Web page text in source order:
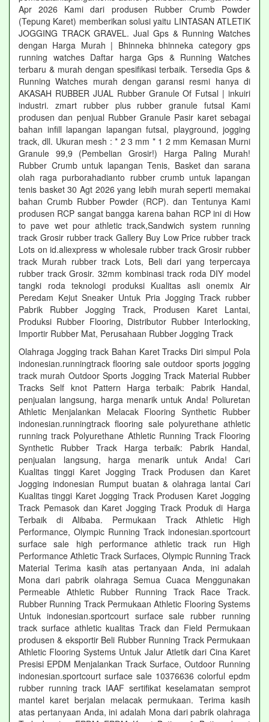
Apr 2026 Kami dari produsen Rubber Crumb Powder
(Tepung Karet) memberikan solusi yaitu LINTASAN ATLETIK
JOGGING TRACK GRAVEL. Jual Gps & Running Watches
dengan Harga Murah | Bhinneka bhinneka category gps
running watches Daftar harga Gps & Running Watches
terbaru & murah dengan spesifikasi terbaik. Tersedia Gps &
Running Watches murah dengan garansi resmi hanya di
AKASAH RUBBER JUAL Rubber Granule Of Futsal | inkuiri
industri. zmart rubber plus rubber granule futsal Kami
produsen dan penjual Rubber Granule Pasir karet sebagai
bahan infill lapangan lapangan futsal, playground, jogging
track, dll. Ukuran mesh : * 2 3 mm * 1 2 mm Kemasan Murni
Granule 99,9 (Pembelian Grosir!) Harga Paling Murah!
Rubber Crumb untuk lapangan Tenis, Basket dan sarana
olah raga purborahadianto rubber crumb untuk lapangan
tenis basket 30 Agt 2026 yang lebih murah seperti memakai
bahan Crumb Rubber Powder (RCP). dan Tentunya Kami
produsen RCP sangat bangga karena bahan RCP ini di How
to pave wet pour athletic track,Sandwich system running
track Grosir rubber track Gallery Buy Low Price rubber track
Lots on id.aliexpress w wholesale rubber track Grosir rubber
track Murah rubber track Lots, Beli dari yang terpercaya
rubber track Grosir. 32mm kombinasi track roda DIY model
tangki roda teknologi produksi Kualitas asli onemix Air
Peredam Kejut Sneaker Untuk Pria Jogging Track rubber
Pabrik Rubber Jogging Track, Produsen Karet Lantai,
Produksi Rubber Flooring, Distributor Rubber Interlocking,
Importir Rubber Mat, Perusahaan Rubber Jogging Track
Olahraga Jogging track Bahan Karet Tracks Diri simpul Pola
indonesian.runningtrack flooring sale outdoor sports jogging
track murah Outdoor Sports Jogging Track Material Rubber
Tracks Self knot Pattern Harga terbaik: Pabrik Handal,
penjualan langsung, harga menarik untuk Anda! Poliuretan
Athletic Menjalankan Melacak Flooring Synthetic Rubber
indonesian.runningtrack flooring sale polyurethane athletic
running track Polyurethane Athletic Running Track Flooring
Synthetic Rubber Track Harga terbaik: Pabrik Handal,
penjualan langsung, harga menarik untuk Anda! Cari
Kualitas tinggi Karet Jogging Track Produsen dan Karet
Jogging indonesian Rumput buatan & olahraga lantai Cari
Kualitas tinggi Karet Jogging Track Produsen Karet Jogging
Track Pemasok dan Karet Jogging Track Produk di Harga
Terbaik di Alibaba. Permukaan Track Athletic High
Performance, Olympic Running Track indonesian.sportcourt
surface sale high performance athletic track run High
Performance Athletic Track Surfaces, Olympic Running Track
Material Terima kasih atas pertanyaan Anda, ini adalah
Mona dari pabrik olahraga Semua Cuaca Menggunakan
Permeable Athletic Rubber Running Track Race Track.
Rubber Running Track Permukaan Athletic Flooring Systems
Untuk indonesian.sportcourt surface sale rubber running
track surface athletic kualitas Track dan Field Permukaan
produsen & eksportir Beli Rubber Running Track Permukaan
Athletic Flooring Systems Untuk Jalur Atletik dari Cina Karet
Presisi EPDM Menjalankan Track Surface, Outdoor Running
indonesian.sportcourt surface sale 10376636 colorful epdm
rubber running track IAAF sertifikat keselamatan semprot
mantel karet berjalan melacak permukaan. Terima kasih
atas pertanyaan Anda, ini adalah Mona dari pabrik olahraga